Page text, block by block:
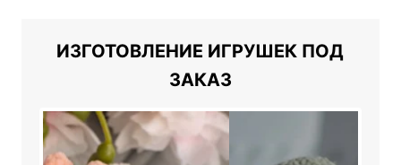
ИЗГОТОВЛЕНИЕ ИГРУШЕК ПОД
ЗАКАЗ